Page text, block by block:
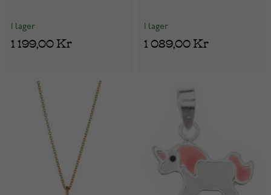
I lager
1 199,00 Kr
I lager
1 089,00 Kr